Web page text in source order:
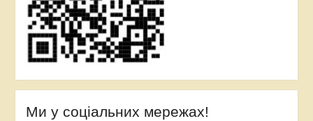
Ми у соціальних мережах!